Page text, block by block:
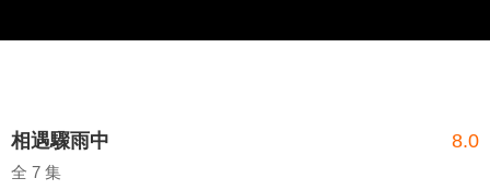
相遇驟雨中 8.0
全 7 集